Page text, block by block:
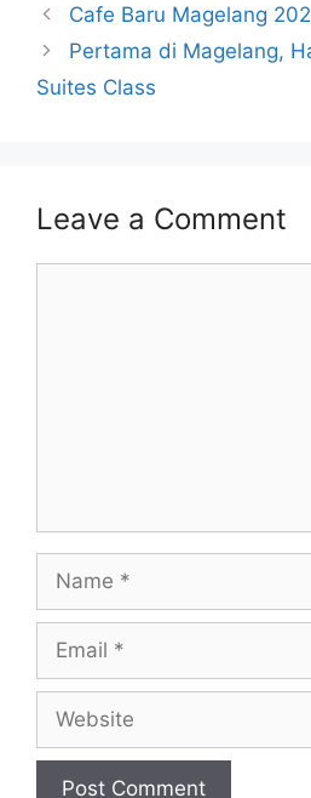
Cafe Baru Magelang
Pertama di Magelang,
Suites Class
Leave a Comment
Name
Email
Website